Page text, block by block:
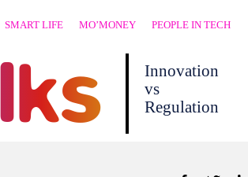
SMART LIFE MO’MONEY PEOPLE IN TECH
Innovation
vs
Regulation